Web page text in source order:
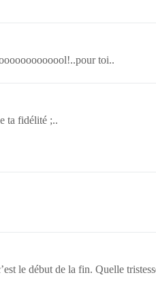
toi..
ta fidélité ;..
le début de la fin. Quelle